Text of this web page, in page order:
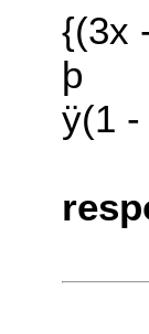
{(3x
þ
ÿ(1